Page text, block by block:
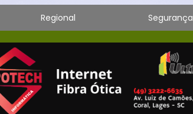
Regional Segurança